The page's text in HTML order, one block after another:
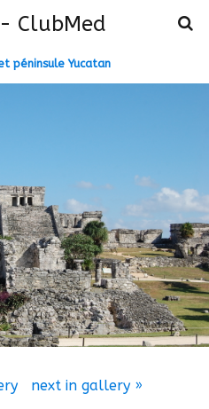
ClubMed
péninsule Yucatan
next in gallery »